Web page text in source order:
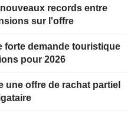
records entre
sur l'offre
forte demande touristique
pour 2026
une offre de rachat partiel